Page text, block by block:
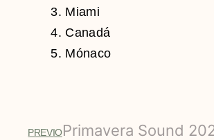
Miami
Canadá
Mónaco
PREVIOPrimavera Sound